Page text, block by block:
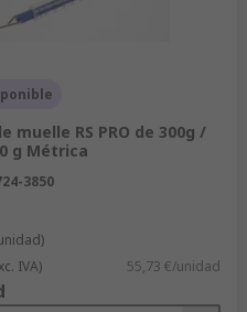
muelle RS PRO de 300g /
g Métrica
3850
IVA) 55,73 €/unidad